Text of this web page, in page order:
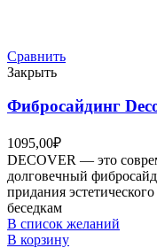
Сравнить
Закрыть
Фибросайдинг
1095,00₽
DECOVER — это
долговечный
придания
беседкам
В список желаний
В корзину